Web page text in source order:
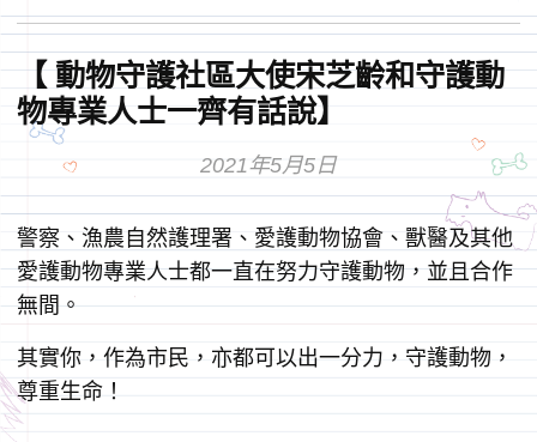
【 動物守護社區大使宋芝齡和守護動
物專業人士一齊有話說】
2021年5月5日
警察、漁農自然護理署、愛護動物協會、獸醫及其他
愛護動物專業人士都一直在努力守護動物，並且合作
無間。
其實你，作為市民，亦都可以出一分力，守護動物，
尊重生命！